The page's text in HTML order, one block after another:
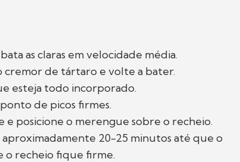
as claras em velocidade média.
de tártaro e volte a bater.
esteja todo incorporado.
de picos firmes.
e posicione o merengue sobre o recheio.
aproximadamente 20-25 minutos até que o
o recheio fique firme.